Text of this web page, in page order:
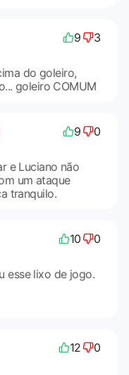
9 3
do goleiro,
goleiro COMUM
9 0
e Luciano não
um ataque
tranquilo.
10 0
esse lixo de jogo.
12 0